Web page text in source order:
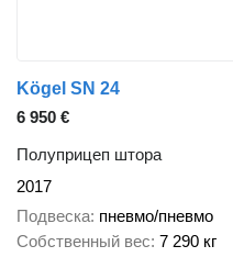
Kögel SN 24
6 950 €
Полуприцеп штора
2017
Подвеска пневмо/пневмо
Собственный вес 7 290 кг